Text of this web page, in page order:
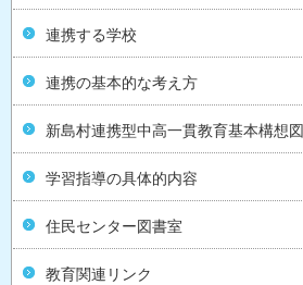
連携する学校
連携の基本的な考え方
新島村連携型中高一貫教育基本構想図
学習指導の具体的内容
住民センター図書室
教育関連リンク